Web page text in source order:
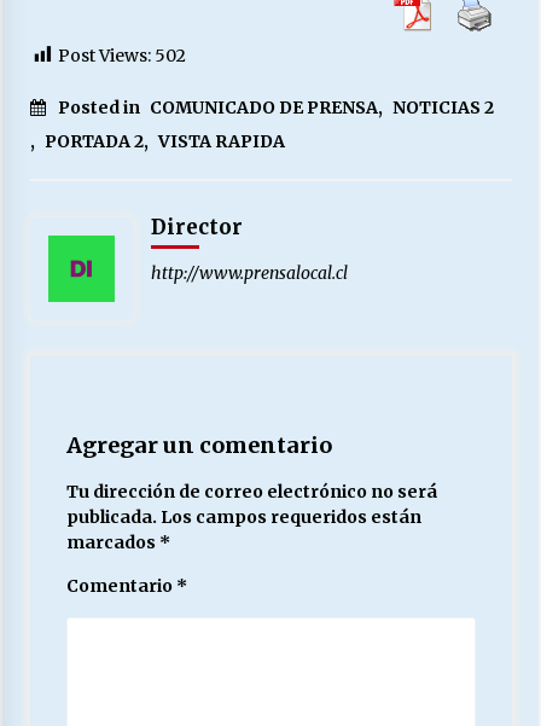
Post Views: 502
Posted in COMUNICADO DE PRENSA, NOTICIAS 2
, PORTADA 2, VISTA RAPIDA
Director
http://www.prensalocal.cl
Agregar un comentario
Tu dirección de correo electrónico no será
publicada. Los campos requeridos están
marcados *
Comentario *